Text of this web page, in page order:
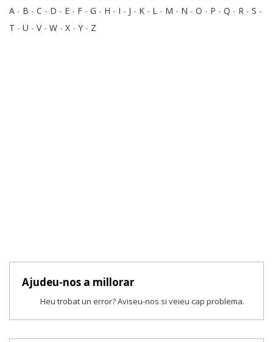
A - B - C - D - E - F - G - H - I - J - K - L - M - N - O - P - Q - R - S -
T - U - V- W - X - Y - Z
Ajudeu-nos a millorar
Heu trobat un error? Aviseu-nos si veieu cap problema.